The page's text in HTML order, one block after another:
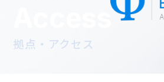
Access
拠点・アクセス